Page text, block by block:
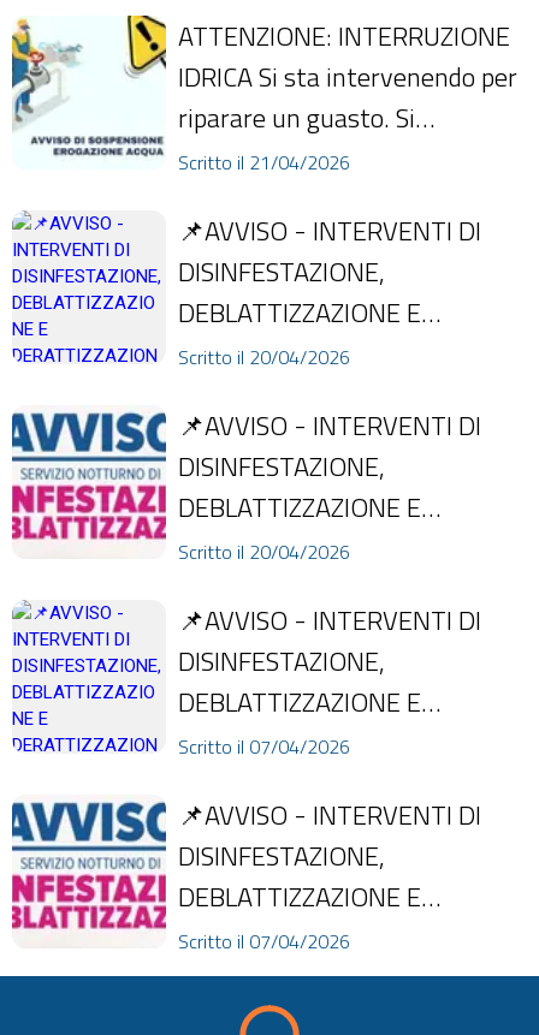
ATTENZIONE: INTERRUZIONE
IDRICA Si sta intervenendo per
riparare un guasto. Si
verificherà una momentanea
Scritto il 21/04/2026
📌AVVISO - INTERVENTI DI
DISINFESTAZIONE,
DEBLATTIZZAZIONE E
DERATTIZZAZIONE NELLA
attuazion...
Scritto il 20/04/2026
📌AVVISO - INTERVENTI DI
DISINFESTAZIONE,
DEBLATTIZZAZIONE E
DERATTIZZAZIONE NELLA
attuazion...
Scritto il 20/04/2026
📌AVVISO - INTERVENTI DI
DISINFESTAZIONE,
DEBLATTIZZAZIONE E
DERATTIZZAZIONE NELLA
attuazion...
Scritto il 07/04/2026
📌AVVISO - INTERVENTI DI
DISINFESTAZIONE,
DEBLATTIZZAZIONE E
DERATTIZZAZIONE NELLA
NOTTE TRA 14 E 15 APRILE In
attuazion...
Scritto il 07/04/2026